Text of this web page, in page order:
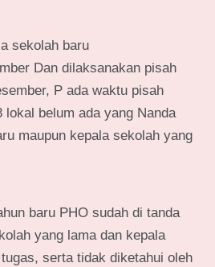
sekolah baru
Dan dilaksanakan pisah
P ada waktu pisah
lokal belum ada yang Nanda
maupun kepala sekolah yang
baru PHO sudah di tanda
yang lama dan kepala
serta tidak diketahui oleh